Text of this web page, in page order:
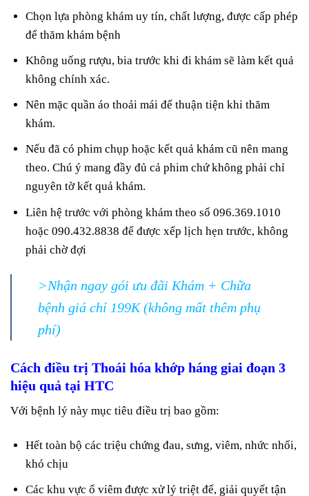
Chọn lựa phòng khám uy tín, chất lượng, được cấp phép
để thăm khám bệnh
Không uống rượu, bia trước khi đi khám sẽ làm kết quả
không chính xác.
Nên mặc quần áo thoải mái để thuận tiện khi thăm
khám.
Nếu đã có phim chụp hoặc kết quả khám cũ nên mang
theo. Chú ý mang đầy đủ cả phim chứ không phải chỉ
nguyên tờ kết quả khám.
Liên hệ trước với phòng khám theo số 096.369.1010
hoặc 090.432.8838 để được xếp lịch hẹn trước, không
phải chờ đợi
>Nhận ngay gói ưu đãi Khám + Chữa
bệnh giá chỉ 199K (không mất thêm phụ
phí)
Cách điều trị Thoái hóa khớp háng giai đoạn 3
hiệu quả tại HTC
Với bệnh lý này mục tiêu điều trị bao gồm:
Hết toàn bộ các triệu chứng đau, sưng, viêm, nhức nhối,
khó chịu
Các khu vực ổ viêm được xử lý triệt để, giải quyết tận